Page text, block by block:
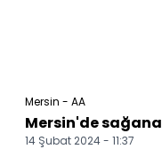
Mersin - AA
Mersin'de
14 Şubat 2024 - 11:37